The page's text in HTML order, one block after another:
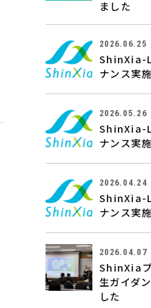
ました
2026.06.25
ShinXia-
ナンス実
2026.05.26
ShinXia-
ナンス実
2026.04.24
ShinXia-
ナンス実
2026.04.07
ShinXia
生ガイダ
した